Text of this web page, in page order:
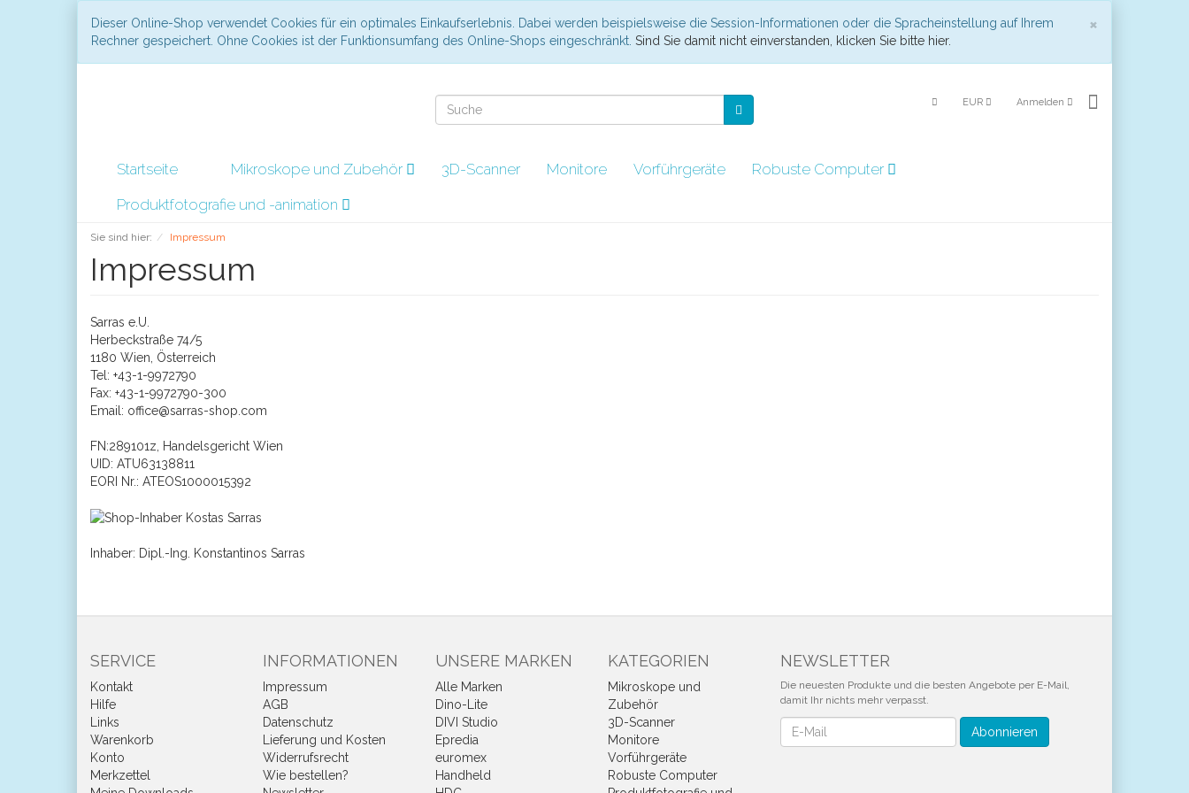
×
Dieser Online-Shop verwendet Cookies für ein optimales Einkaufserlebnis. Dabei werden beispielsweise die Session-Informationen oder die Spracheinstellung auf Ihrem
Rechner gespeichert. Ohne Cookies ist der Funktionsumfang des Online-Shops eingeschränkt. Sind Sie damit nicht einverstanden, klicken Sie bitte hier.
EUR Anmelden
Startseite Mikroskope und Zubehör 3D-Scanner Monitore Vorführgeräte
Robuste Computer
Produktfotografie und -animation
Sie sind hier: Impressum
Impressum
Sarras e.U.
Herbeckstraße 74/5
1180 Wien, Österreich
Tel: +43-1-9972790
Fax: +43-1-9972790-300
Email: office@sarras-shop.com
FN:289101z, Handelsgericht Wien
UID: ATU63138811
EORI Nr.: ATEOS1000015392
Inhaber: Dipl.-Ing. Konstantinos Sarras
SERVICE
Kontakt
Hilfe
Links
Warenkorb
Konto
Merkzettel
INFORMATIONEN
Impressum
AGB
Datenschutz
Lieferung und Kosten
Widerrufsrecht
Wie bestellen?
UNSERE MARKEN
Alle Marken
Dino-Lite
DIVI Studio
Epredia
euromex
Handheld
KATEGORIEN
Mikroskope und
Zubehör
3D-Scanner
Monitore
Vorführgeräte
Robuste Computer
NEWSLETTER
Die neuesten Produkte und die besten Angebote per E-Mail,
damit Ihr nichts mehr verpasst.
Newsletter Abonnieren